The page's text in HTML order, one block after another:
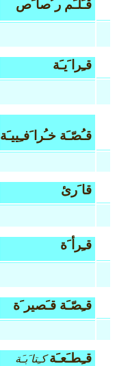
قـَلـَم ر ُصا َص
قـِرا َيـَة
قـُصّـَة خـُرا َفـِييـَة
قا َرئ
قـِرأ َة
قـِصّـَة قـَصير َة
قـِطـَعـَة كـِتا َبـَة